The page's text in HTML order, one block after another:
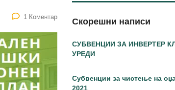
1 Коментар Скорешни написи
СУБВЕНЦИИ ЗА ИНВЕРТЕР
УРЕДИ
Субвенции за чистење на
2021